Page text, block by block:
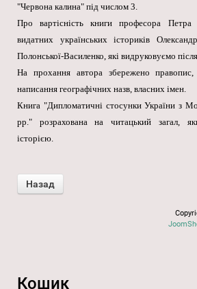
"Червона калина" під числом 3.
Про вартісність книги професора Петра
видатних українських істориків
Полонської-Василенко, які видруковуємо
На прохання автора збережено правопис,
написання географічних назв, власних імен.
Книга "Дипломатичні стосунки України з
рр." розрахована на читацький загал,
історією.
Кошик